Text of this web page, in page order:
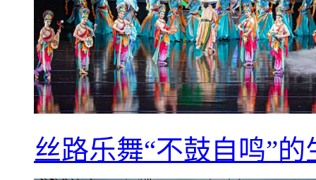
丝路乐舞“不鼓自鸣”